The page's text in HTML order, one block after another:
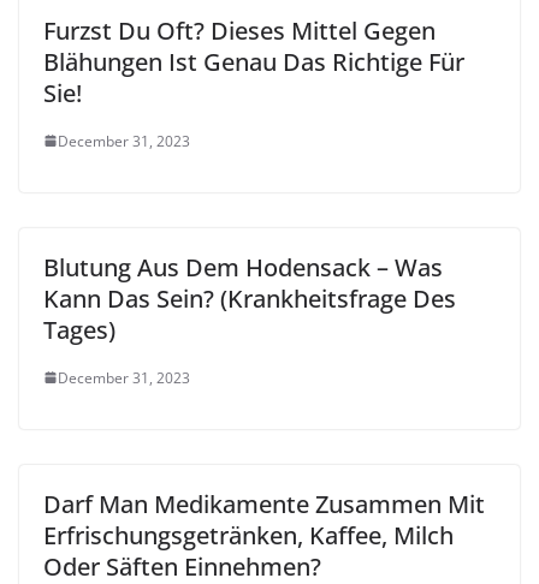
Furzst Du Oft? Dieses Mittel Gegen
Blähungen Ist Genau Das Richtige Für
Sie!
December 31, 2023
Blutung Aus Dem Hodensack – Was
Kann Das Sein? (Krankheitsfrage Des
Tages)
December 31, 2023
Darf Man Medikamente Zusammen Mit
Erfrischungsgetränken, Kaffee, Milch
Oder Säften Einnehmen?